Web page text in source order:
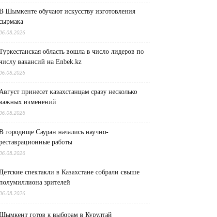
Шымкенте обучают искусству изготовления
область вошла в число лидеров по
вакансий на Enbek.kz
принесет казахстанцам сразу несколько
изменений
городище Сауран начались научно-
работы
спектакли в Казахстане собрали свыше
зрителей
готов к выборам в Курултай